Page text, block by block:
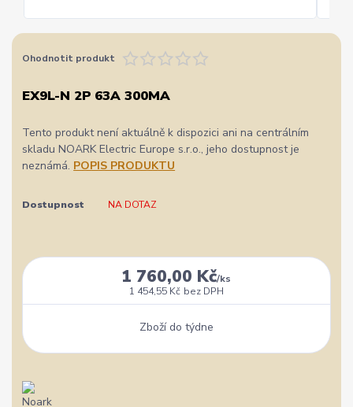
Ohodnotit produkt
EX9L-N 2P 63A 300MA
Tento produkt není aktuálně k dispozici ani na centrálním
skladu NOARK Electric Europe s.r.o., jeho dostupnost je
neznámá. POPIS PRODUKTU
Dostupnost NA DOTAZ
1 760,00 Kč/ks
1 454,55 Kč bez DPH
Zboží do týdne